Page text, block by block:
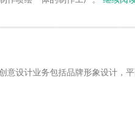
意设计业务包括品牌形象设计，